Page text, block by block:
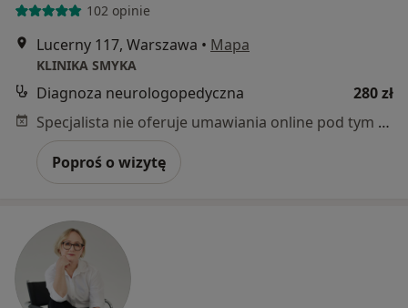
102 opinie
Lucerny 117, Warszawa • Mapa
KLINIKA SMYKA
Diagnoza neurologopedyczna
280 zł
Specjalista nie oferuje umawiania online pod tym adresem.
Poproś o wizytę